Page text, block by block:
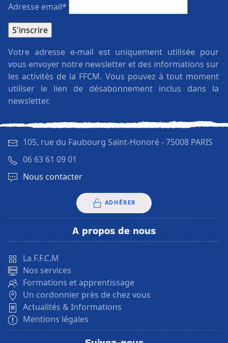
Adresse email*
Votre adresse e-mail est uniquement utilisée pour
vous envoyer notre newsletter et des informations sur
les activités de la FFCM. Vous pouvez à tout moment
utiliser le lien de désabonnement inclus dans la
newsletter.
105, rue du Faubourg Saint-Honoré -75008 PARIS
06 63 61 09 01
Nous contacter
ADHÉRER
A propos de nous
La F.F.C.M
Nos services
Formations et apprentissage
Un cordonnier près de chez vous
Actualités & Informations
Mentions légales